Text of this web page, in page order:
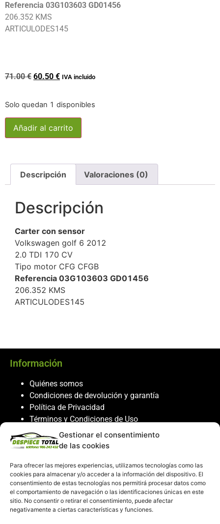
Gestionar el consentimiento
de las cookies
Para ofrecer las mejores experiencias, utilizamos tecnologías como las
cookies para almacenar y/o acceder a la información del dispositivo. El
consentimiento de estas tecnologías nos permitirá procesar datos como
el comportamiento de navegación o las identificaciones únicas en este
sitio. No consentir o retirar el consentimiento, puede afectar
negativamente a ciertas características y funciones.
Referencia 03G103603 GD01456
206.352 KMS
ARTICULODES145
71.00€ 60.50 € IVA incluido
Solo quedan 1 disponibles
Añadir al carrito
Descripción Valoraciones (0)
Descripción
Carter con sensor
Volkswagen golf 6 2012
2.0 TDI 170 CV
Tipo motor CFG CFGB
Referencia 03G103603 GD01456
206.352 KMS
ARTICULODES145
Información
Quiénes somos
Condiciones de devolución y garantía
Política de Privacidad
Términos y Condiciones de Uso
Política de Cookies
Servicio al cliente
Contacto
986 243 432
608 867 074
recambiosdespiecetotal@gmail.com